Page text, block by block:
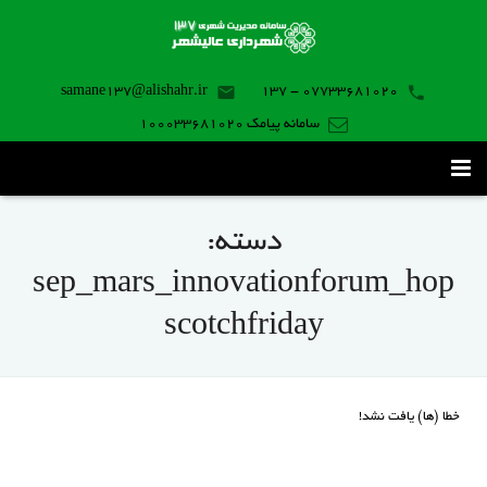
07733681020 - 137
samane137@alishahr.ir
سامانه پیامک 100033681020
ثبت درخواست ۱۳۷
دسته:
sep_mars_innovationforum_hop
scotchfriday
خطا (ها) یافت نشد!